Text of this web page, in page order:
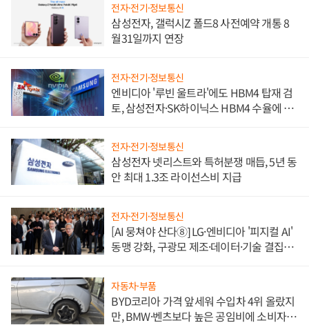
전자·전기·정보통신
삼성전자, 갤럭시Z 폴드8 사전예약 개통 8
월31일까지 연장
전자·전기·정보통신
엔비디아 '루빈 울트라'에도 HBM4 탑재 검
토, 삼성전자·SK하이닉스 HBM4 수율에 주
전자·전기·정보통신
삼성전자 넷리스트와 특허분쟁 매듭, 5년 동
안 최대 1.3조 라이선스비 지급
전자·전기·정보통신
[AI 뭉쳐야 산다⑧] LG·엔비디아 '피지컬 AI'
동맹 강화, 구광모 제조·데이터·기술 결집
자동차·부품
BYD코리아 가격 앞세워 수입차 4위 올랐지
만, BMW·벤츠보다 높은 공임비에 소비자